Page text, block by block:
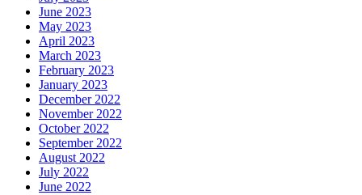
June 2023
May 2023
April 2023
March 2023
February 2023
January 2023
December 2022
November 2022
October 2022
September 2022
August 2022
July 2022
June 2022